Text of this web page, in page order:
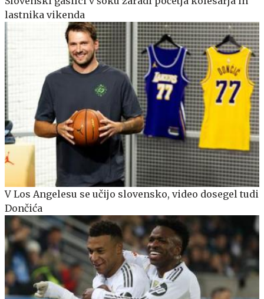
lastnika vikenda
V Los Angelesu se učijo slovensko, video dosegel tudi
Dončića